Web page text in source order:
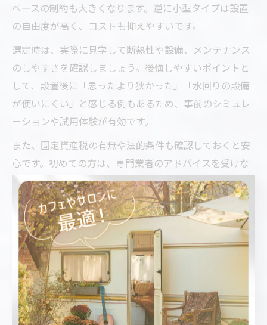
ペースの制約も大きくなります。逆に小型タイプは設置
の自由度が高く、コストも抑えやすいです。
選定時は、実際に見学して断熱性や設備、メンテナンス
のしやすさを確認しましょう。後悔しやすいポイントと
して、設置後に「思ったより狭かった」「水回りの設備
が使いにくい」と感じる例もあるため、事前のシミュレ
ーションや試用体験が有効です。
また、固定資産税の有無や法的条件も確認しておくと安
心です。初めての方は、専門業者のアドバイスを受けな
がら、無理のない範囲でカスタマイズや設置計画を進め
ることをおすすめします。
後悔しないトレーラーハウス選びの
コツ伝授
トレーラーハウス選びで失敗しないための注意点